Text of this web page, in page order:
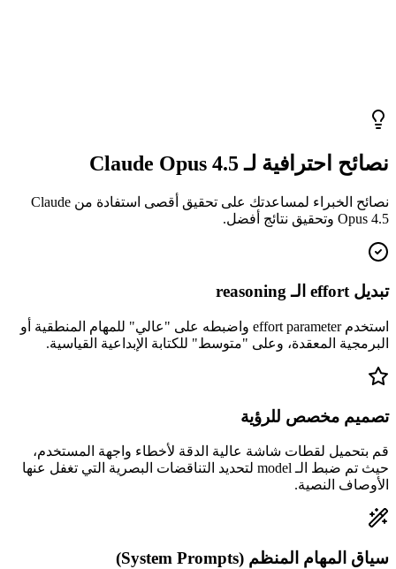
نصائح احترافية لـ Claude Opus 4.5
نصائح الخبراء لمساعدتك على تحقيق أقصى استفادة من Claude
Opus 4.5 وتحقيق نتائج أفضل.
تبديل effort الـ reasoning
استخدم effort parameter واضبطه على "عالي" للمهام المنطقية أو
البرمجية المعقدة، وعلى "متوسط" للكتابة الإبداعية القياسية.
تصميم مخصص للرؤية
قم بتحميل لقطات شاشة عالية الدقة لأخطاء واجهة المستخدم،
حيث تم ضبط الـ model لتحديد التناقضات البصرية التي تغفل عنها
الأوصاف النصية.
سياق المهام المنظم (System Prompts)